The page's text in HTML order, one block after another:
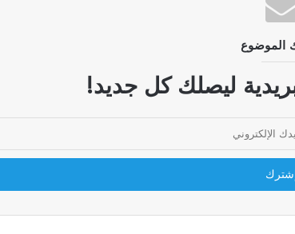
الموضوع
ليصلك كل جديد!